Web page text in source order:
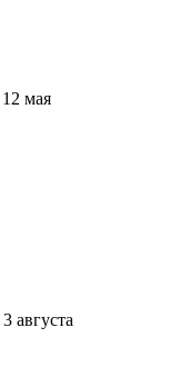
12 мая
3 августа